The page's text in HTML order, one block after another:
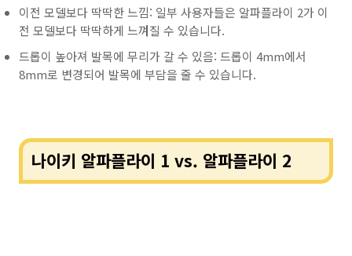
이전 모델보다 딱딱한 느낌: 일부 사용자들은 알파플라이 2가 이
전 모델보다 딱딱하게 느껴질 수 있습니다.
드롭이 높아져 발목에 무리가 갈 수 있음: 드롭이 4mm에서
8mm로 변경되어 발목에 부담을 줄 수 있습니다.
나이키 알파플라이 1 vs. 알파플라이 2